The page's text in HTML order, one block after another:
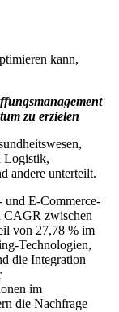
kann,
zu erzielen
Logistik,
andere unterteilt.
und E-Commerce-
CAGR zwischen
von 27,78 % im
Technologien,
die Integration
im
die Nachfrage